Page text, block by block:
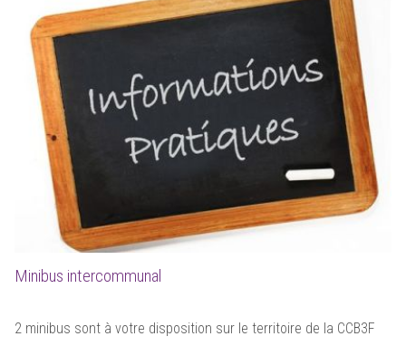
Minibus intercommunal
2 minibus sont à votre disposition sur le territoire de la CCB3F